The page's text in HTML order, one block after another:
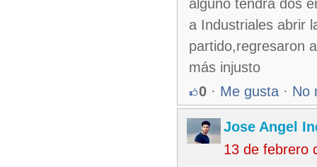
alguno tendrá dos
a Industriales abrir
partido,regresaron
más injusto
0 · Me gusta · No
Jose Angel
13 de febrero